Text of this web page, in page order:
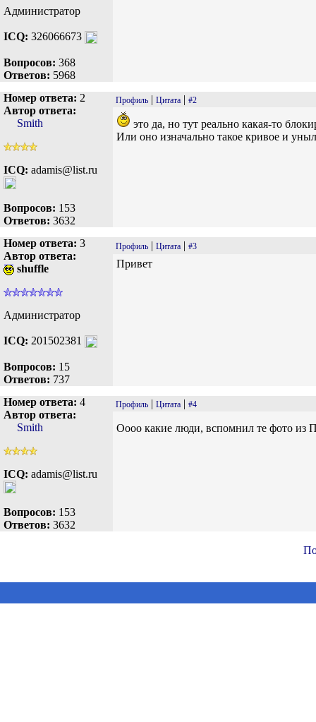
Администратор
ICQ: 326066673
Вопросов: 368
Ответов: 5968
Номер ответа: 2
Автор ответа:
Smith
ICQ: adamis@list.ru
Вопросов: 153
Ответов: 3632
Профиль | Цитата | #2
это да, но тут реально какая-то
Или оно изначально такое кривое и
Номер ответа: 3
Автор ответа:
shuffle
Администратор
ICQ: 201502381
Вопросов: 15
Ответов: 737
Профиль | Цитата | #3
Привет
Номер ответа: 4
Автор ответа:
Smith
ICQ: adamis@list.ru
Вопросов: 153
Ответов: 3632
Профиль | Цитата | #4
Оооо какие люди, вспомнил те фото из